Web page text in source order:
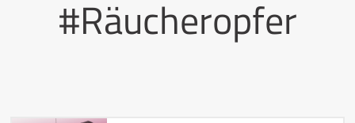
#Räucheropfer